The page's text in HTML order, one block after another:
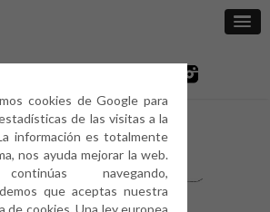
cookies de Google para
de las visitas a la
información es totalmente
nos ayuda mejorar la web.
navegando,
que aceptas nuestra
de cookies. Una ley europea